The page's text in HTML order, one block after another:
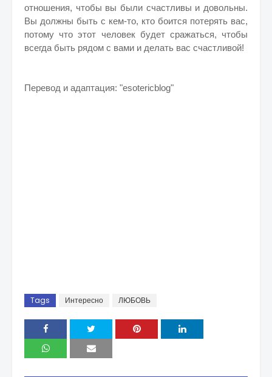
отношения, чтобы вы были счастливы и довольны.
Вы должны быть с кем-то, кто боится потерять вас,
потому что этот человек будет сражаться, чтобы
всегда быть рядом с вами и делать вас счастливой!
Перевод и адаптация: "esotericblog"
Tags Интересно ЛЮБОВЬ